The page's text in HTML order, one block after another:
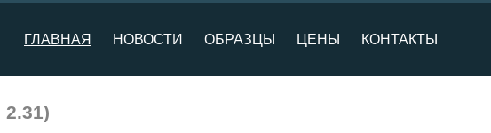
ГЛАВНАЯ НОВОСТИ ОБРАЗЦЫ ЦЕНЫ КОНТАКТЫ
2.31)